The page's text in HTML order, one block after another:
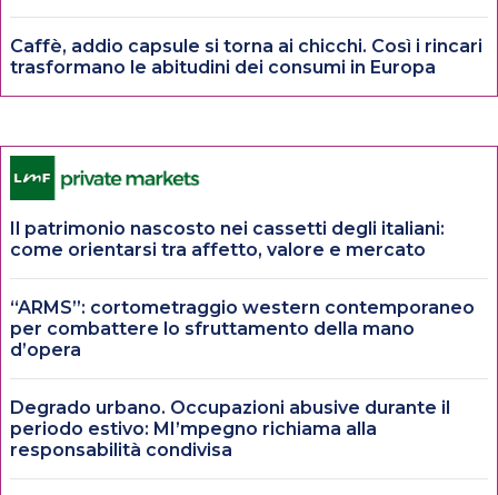
Caffè, addio capsule si torna ai chicchi. Così i rincari
trasformano le abitudini dei consumi in Europa
Il patrimonio nascosto nei cassetti degli italiani:
come orientarsi tra affetto, valore e mercato
“ARMS”: cortometraggio western contemporaneo
per combattere lo sfruttamento della mano
d’opera
Degrado urbano. Occupazioni abusive durante il
periodo estivo: MI’mpegno richiama alla
responsabilità condivisa